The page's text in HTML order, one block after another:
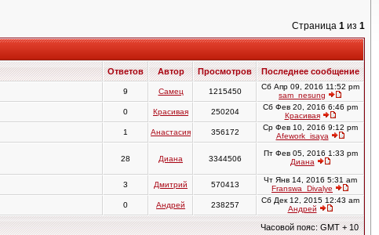
Страница 1 из 1
Ответов Автор Просмотров
Последнее сообщение
9 Самец 1215450
Сб Апр 09, 2016 11:52 pm
sam_nesung
0 Красивая 250204
Сб Фев 20, 2016 6:46 pm
Красивая
1 Анастасия 356172
Ср Фев 10, 2016 9:12 pm
Afework_isaya
28 Диана 3344506
Пт Фев 05, 2016 1:33 pm
Диана
3 Дмитрий 570413
Чт Янв 14, 2016 5:31 am
Franswa_Divalye
0 Андрей 238257
Сб Дек 12, 2015 12:43 am
Андрей
Часовой пояс: GMT + 10